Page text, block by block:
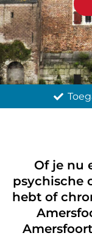
Of je nu
psychische
hebt of